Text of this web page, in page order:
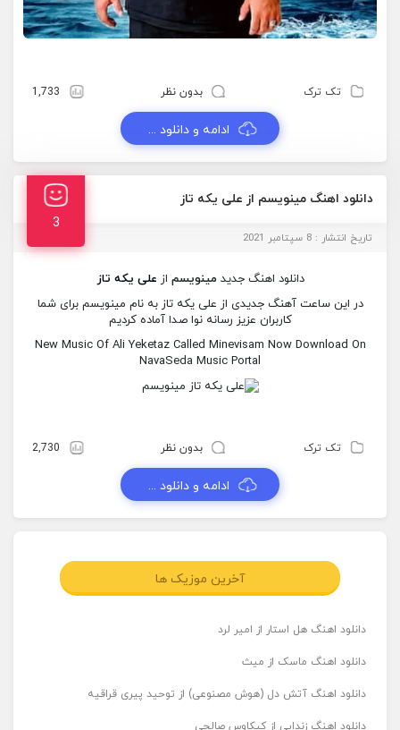
تک ترک بدون نظر 1,733
ادامه و دانلود ...
دانلود اهنگ مینویسم از علی یکه تاز
3
تاریخ انتشار : 8 سپتامبر 2021
دانلود اهنگ جدید مینویسم از علی یکه تاز
در این ساعت آهنگ جدیدی از علی یکه تاز به نام مینویسم برای شما
کاربران عزیز رسانه نوا صدا آماده کردیم
New Music Of Ali Yeketaz Called Minevisam Now Download On
NavaSeda Music Portal
تک ترک بدون نظر 2,730
ادامه و دانلود ...
آخرین موزیک ها
دانلود اهنگ هل استار از امیر لرد
دانلود اهنگ ماسک از میث
دانلود اهنگ آتش دل (هوش مصنوعی) از توحید پیری قراقیه
دانلود اهنگ زندایی از کیکاوس صالحی